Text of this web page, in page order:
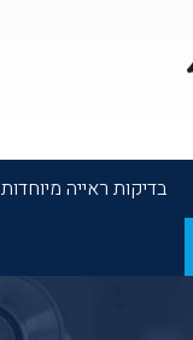
בדיקות ראייה מיוחדות